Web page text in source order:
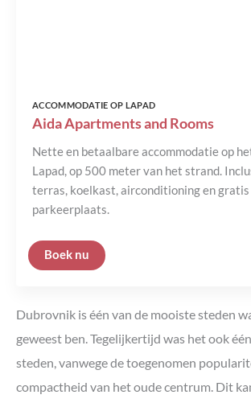
ACCOMMODATIE OP LAPAD
Aida Apartments and Rooms
Nette en betaalbare accommodatie op
Lapad, op 500 meter van het strand.
terras, koelkast, airconditioning en gratis
parkeerplaats.
Dubrovnik is één van de mooiste steden
geweest ben. Tegelijkertijd was het ook
steden, vanwege de toegenomen
compactheid van het oude centrum. Dit